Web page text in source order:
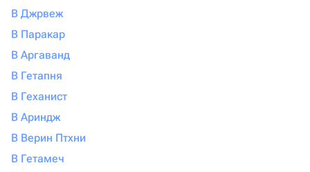
В Джрвеж
В Паракар
В Аргаванд
В Гетапня
В Геханист
В Ариндж
В Верин Птхни
В Гетамеч